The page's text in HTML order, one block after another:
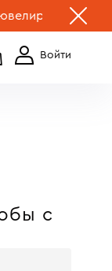
изделий по
519-00-00
с